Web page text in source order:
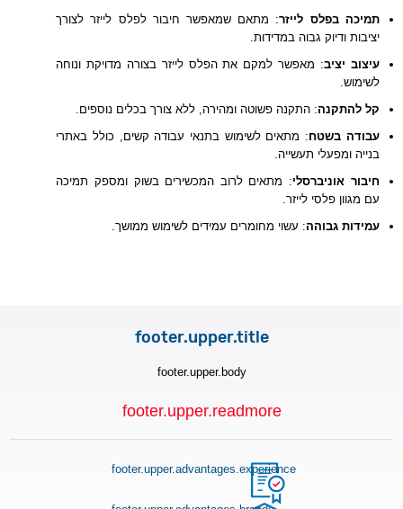
תמיכה בפלס לייזר: מתאם שמאפשר חיבור לפלס לייזר לצורך
יציבות ודיוק גבוה במדידות.
עיצוב יציב: מאפשר למקם את הפלס לייזר בצורה מדויקת ונוחה
לשימוש.
קל להתקנה: התקנה פשוטה ומהירה, ללא צורך בכלים נוספים.
עבודה בשטח: מתאים לשימוש בתנאי עבודה קשים, כולל באתרי
בנייה ומפעלי תעשייה.
חיבור אוניברסלי: מתאים לרוב המכשירים בשוק ומספק תמיכה
עם מגוון פלסי לייזר.
עמידות גבוהה: עשוי מחומרים עמידים לשימוש ממושך.
footer.upper.title
footer.upper.body
footer.upper.readmore
footer.upper.advantages.experience